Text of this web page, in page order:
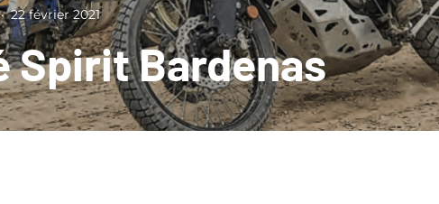
· 22 février 2021
Spirit Bardenas